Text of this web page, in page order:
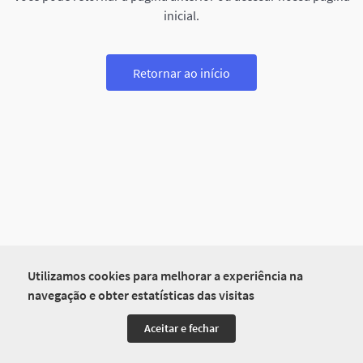
Utilizamos cookies para melhorar a experiência na
navegação e obter estatísticas das visitas
Aceitar e fechar
inicial.
Retornar ao início